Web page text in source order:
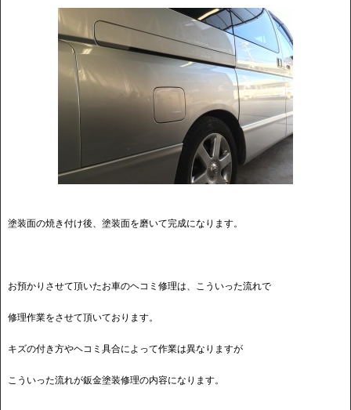
塗装面の焼き付け後、塗装面を磨いて完成になります。
お預かりさせて頂いたお車のヘコミ修理は、こういった流れで
修理作業をさせて頂いております。
キズの付き方やヘコミ具合によって作業は異なりますが
こういった流れが鈑金塗装修理の内容になります。